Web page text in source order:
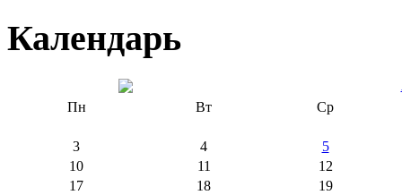
Календарь
Пн
Вт Ср
3 4
5
10
11
12
17
18
19